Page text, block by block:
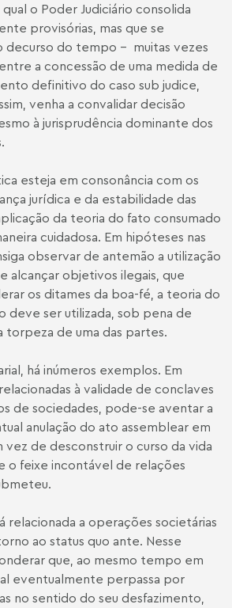
o Poder Judiciário consolida
provisórias, mas que se
decurso do tempo - muitas vezes
a concessão de uma medida de
definitivo do caso sub judice,
venha a convalidar decisão
à jurisprudência dominante dos
esteja em consonância com os
jurídica e da estabilidade das
da teoria do fato consumado
cuidadosa. Em hipóteses nas
observar de antemão a utilização
alcançar objetivos ilegais, que
os ditames da boa-fé, a teoria do
deve ser utilizada, sob pena de
torpeza de uma das partes.
há inúmeros exemplos. Em
à validade de conclaves
de sociedades, pode-se aventar a
anulação do ato assemblear em
vez de desconstruir o curso da vida
o feixe incontável de relações
relacionada a operações societárias
ao status quo ante. Nesse
que, ao mesmo tempo em
eventualmente perpassa por
no sentido do seu desfazimento,